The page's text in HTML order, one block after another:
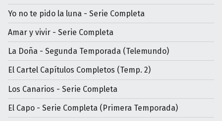
Yo no te pido la luna - Serie Completa
Amar y vivir - Serie Completa
La Doña - Segunda Temporada (Telemundo)
El Cartel Capítulos Completos (Temp. 2)
Los Canarios - Serie Completa
El Capo - Serie Completa (Primera Temporada)